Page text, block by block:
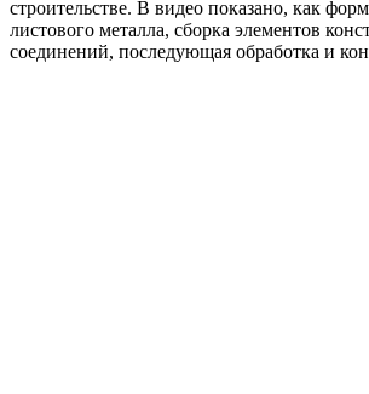
строительстве. В видео показано, как
листового металла, сборка элементов
соединений, последующая обработка и